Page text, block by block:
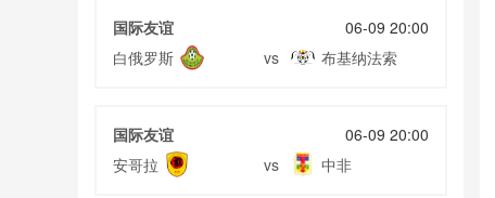
05月23日 石家庄功夫vs北京国安 全场录像回放
05月23日 广东广州豹vs深圳新鹏城 全场录像回放
05月22日 曼城vs伯恩茅斯 全场录像回放
05月21日 维罗纳vs科莫 全场录像
国际友谊
06-09 20:00
白俄罗斯
vs 布基纳法索
国际友谊
06-09 20:00
安哥拉
vs 中非